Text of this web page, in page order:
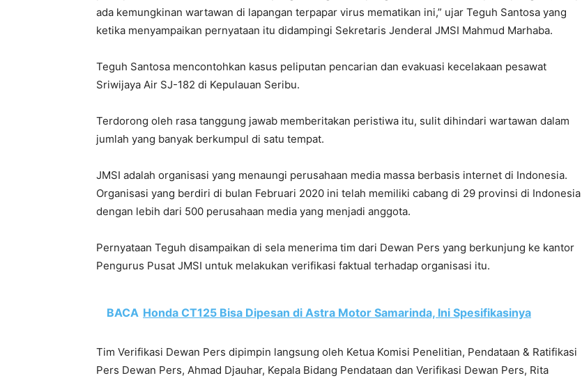
ada kemungkinan wartawan di lapangan terpapar virus mematikan ini,” ujar Teguh Santosa yang
ketika menyampaikan pernyataan itu didampingi Sekretaris Jenderal JMSI Mahmud Marhaba.
Teguh Santosa mencontohkan kasus peliputan pencarian dan evakuasi kecelakaan pesawat
Sriwijaya Air SJ-182 di Kepulauan Seribu.
Terdorong oleh rasa tanggung jawab memberitakan peristiwa itu, sulit dihindari wartawan dalam
jumlah yang banyak berkumpul di satu tempat.
JMSI adalah organisasi yang menaungi perusahaan media massa berbasis internet di Indonesia.
Organisasi yang berdiri di bulan Februari 2020 ini telah memiliki cabang di 29 provinsi di Indonesia
dengan lebih dari 500 perusahaan media yang menjadi anggota.
Pernyataan Teguh disampaikan di sela menerima tim dari Dewan Pers yang berkunjung ke kantor
Pengurus Pusat JMSI untuk melakukan verifikasi faktual terhadap organisasi itu.
BACA Honda CT125 Bisa Dipesan di Astra Motor Samarinda, Ini Spesifikasinya
Tim Verifikasi Dewan Pers dipimpin langsung oleh Ketua Komisi Penelitian, Pendataan & Ratifikasi
Pers Dewan Pers, Ahmad Djauhar, Kepala Bidang Pendataan dan Verifikasi Dewan Pers, Rita